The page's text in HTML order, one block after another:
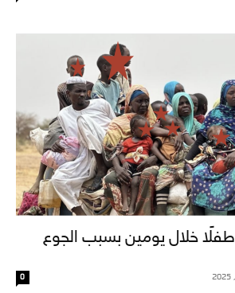
الفاشر: وفاة 19 طفلًا خلال يومين بسبب الجوع
0